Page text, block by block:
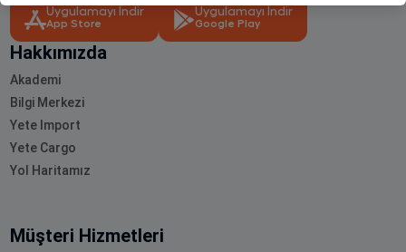
Uygulamayı İndir
App Store
Uygulamayı İndir
Google Play
Hakkımızda
Akademi
Bilgi Merkezi
Yete Import
Yete Cargo
Yol Haritamız
Müşteri Hizmetleri